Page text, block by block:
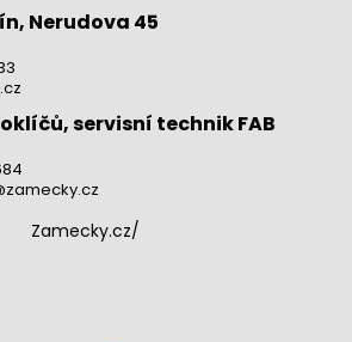
Nerudova 45
servisní technik FAB
Zamecky.cz/